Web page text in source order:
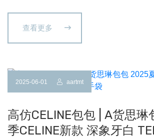
查看更多
2025-06-01 aartmt
高仿CELINE包包 | A货思
季CELINE新款 深象牙白